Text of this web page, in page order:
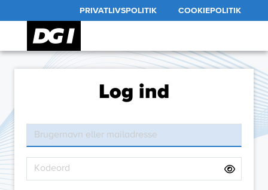
PRIVATLIVSPOLITIK COOKIEPOLITIK
Log ind